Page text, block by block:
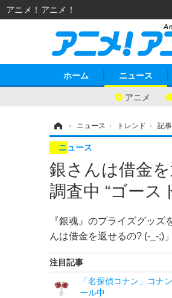
ホーム ニュース
アニメ
› ニュース › トレンド › 記事
銀さんは借金
調査中 “ゴース
『銀魂』のプライズグッ
んは借金を返せるの? (-_-;)
ニュース
注目記事
「名探偵コナン」コナ
ール中
アニメ！アニメ！